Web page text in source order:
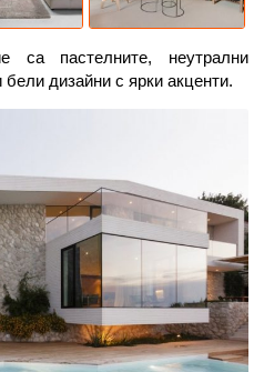
са пастелните, неутрални
дизайни с ярки акценти.